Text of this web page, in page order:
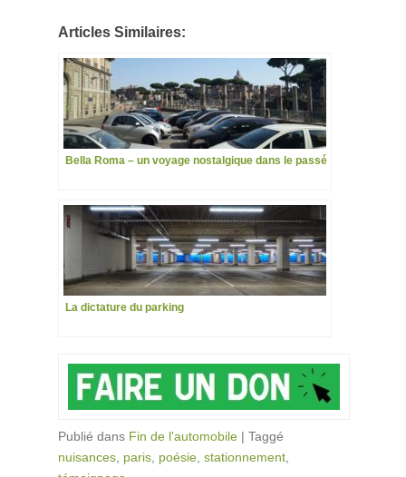
Articles Similaires:
Bella Roma – un voyage nostalgique dans le passé
La dictature du parking
Publié dans Fin de l'automobile | Taggé
nuisances, paris, poésie, stationnement,